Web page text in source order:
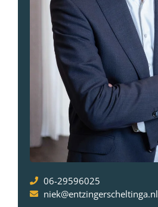
06-29596025
niek@entzingerscheltinga.nl